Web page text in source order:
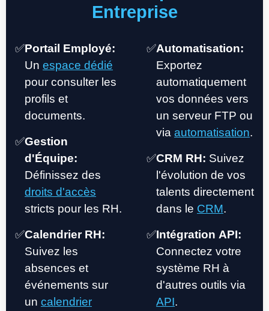
Entreprise
✅Portail Employé:
Un espace dédié
pour consulter les
profils et
documents.
✅Gestion
d'Équipe:
Définissez des
droits d'accès
stricts pour les RH.
✅Calendrier RH:
Suivez les
absences et
événements sur
un calendrier
✅Automatisation:
Exportez
automatiquement
vos données vers
un serveur FTP ou
via automatisation.
✅CRM RH: Suivez
l'évolution de vos
talents directement
dans le CRM.
✅Intégration API:
Connectez votre
système RH à
d'autres outils via
API.